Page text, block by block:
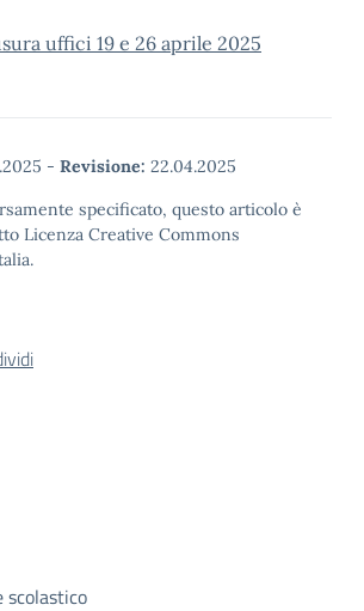
uffici 19 e 26 aprile 2025
- Revisione: 22.04.2025
specificato, questo articolo è
Licenza Creative Commons
scolastico